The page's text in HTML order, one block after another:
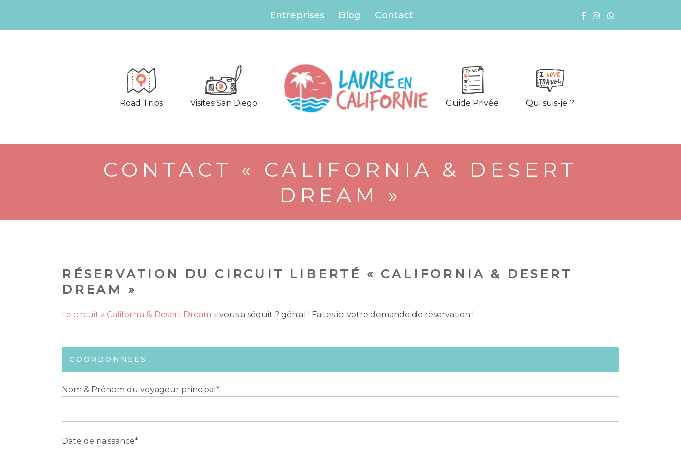
Entreprises Blog Contact
Road Trips Visites San Diego Guide Privée Qui suis-je ?
CONTACT « CALIFORNIA & DESERT
DREAM »
RÉSERVATION DU CIRCUIT LIBERTÉ « CALIFORNIA & DESERT
DREAM »
Le circuit « California & Desert Dream » vous a séduit ? génial ! Faites ici votre demande de réservation !
COORDONNEES
Nom & Prénom du voyageur principal*
Date de naissance*